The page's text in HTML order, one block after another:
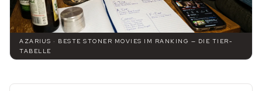
AZARIUS · BESTE STONER MOVIES IM RANKING — DIE TIER-
TABELLE